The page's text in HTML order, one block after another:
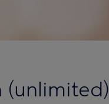
(unlimited)